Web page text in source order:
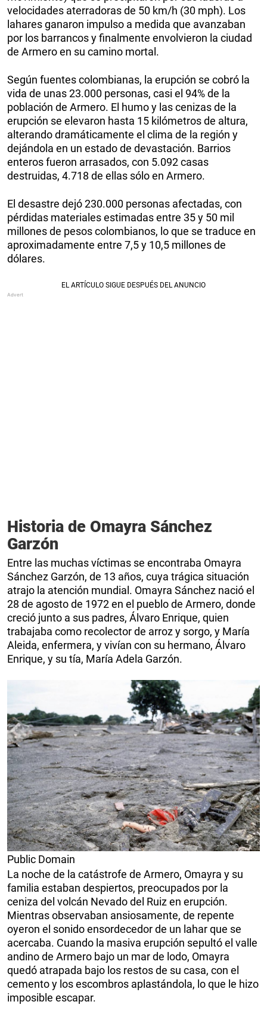
velocidades aterradoras de 50 km/h (30 mph). Los
lahares ganaron impulso a medida que avanzaban
por los barrancos y finalmente envolvieron la ciudad
de Armero en su camino mortal.
Según fuentes colombianas, la erupción se cobró la
vida de unas 23.000 personas, casi el 94% de la
población de Armero. El humo y las cenizas de la
erupción se elevaron hasta 15 kilómetros de altura,
alterando dramáticamente el clima de la región y
dejándola en un estado de devastación. Barrios
enteros fueron arrasados, con 5.092 casas
destruidas, 4.718 de ellas sólo en Armero.
El desastre dejó 230.000 personas afectadas, con
pérdidas materiales estimadas entre 35 y 50 mil
millones de pesos colombianos, lo que se traduce en
aproximadamente entre 7,5 y 10,5 millones de
dólares.
Historia de Omayra Sánchez
Garzón
Entre las muchas víctimas se encontraba Omayra
Sánchez Garzón, de 13 años, cuya trágica situación
atrajo la atención mundial. Omayra Sánchez nació el
28 de agosto de 1972 en el pueblo de Armero, donde
creció junto a sus padres, Álvaro Enrique, quien
trabajaba como recolector de arroz y sorgo, y María
Aleida, enfermera, y vivían con su hermano, Álvaro
Enrique, y su tía, María Adela Garzón.
Public Domain
La noche de la catástrofe de Armero, Omayra y su
familia estaban despiertos, preocupados por la
ceniza del volcán Nevado del Ruiz en erupción.
Mientras observaban ansiosamente, de repente
oyeron el sonido ensordecedor de un lahar que se
acercaba. Cuando la masiva erupción sepultó el valle
andino de Armero bajo un mar de lodo, Omayra
quedó atrapada bajo los restos de su casa, con el
cemento y los escombros aplastándola, lo que le hizo
imposible escapar.